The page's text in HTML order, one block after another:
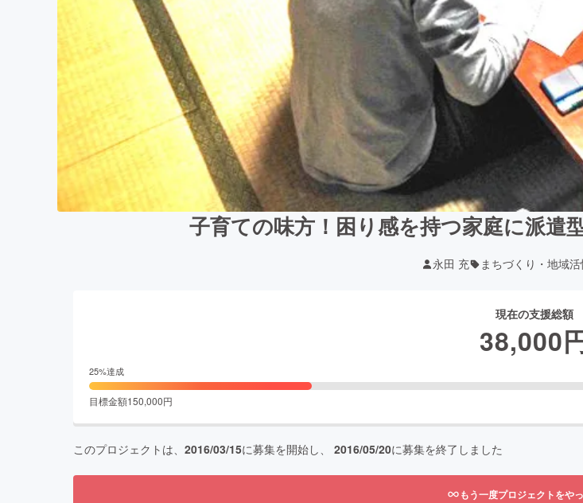
子育ての味方！困り感を持つ家庭に派遣
永田 充 まちづくり・地域
現在の支援総額
38,000
25%達成
目標金額150,000円
このプロジェクトは、 2016/03/15に募集を開始し、 2016/05/20に募集を終了しました
もう一度プロジェクトをや